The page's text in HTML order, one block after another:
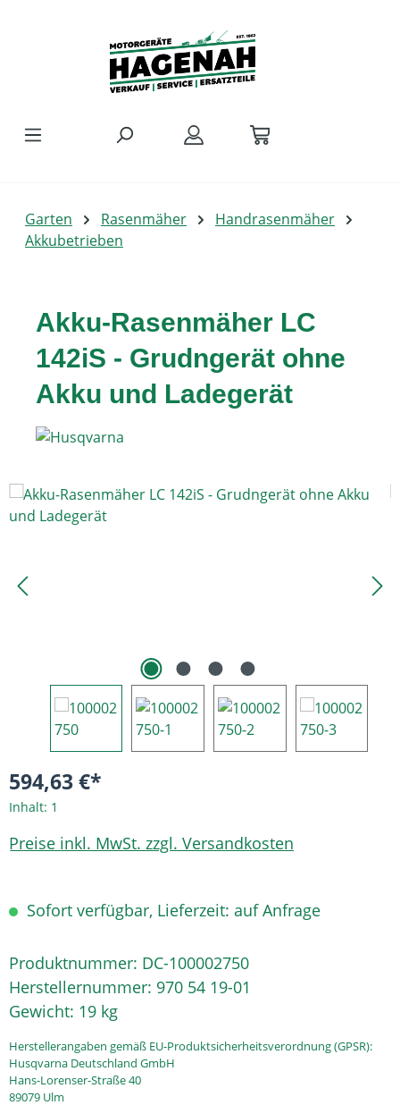
Garten Rasenmäher
Handrasenmäher
Akkubetrieben
Akku-Rasenmäher LC
142iS - Grudngerät ohne
Akku und Ladegerät
Bildergalerie überspringen
594,63 €*
Inhalt: 1
Preise inkl. MwSt. zzgl. Versandkosten
Sofort verfügbar, Lieferzeit: auf Anfrage
Produktnummer: DC-100002750
Herstellernummer: 970 54 19-01
Gewicht: 19 kg
Herstellerangaben gemäß EU-Produktsicherheitsverordnung (GPSR):
Husqvarna Deutschland GmbH
Hans-Lorenser-Straße 40
89079 Ulm